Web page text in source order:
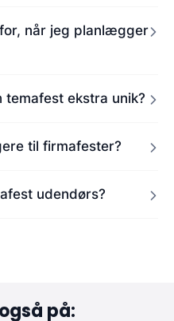
når jeg planlægger
temafest ekstra unik?
til firmafester?
udendørs?
på: